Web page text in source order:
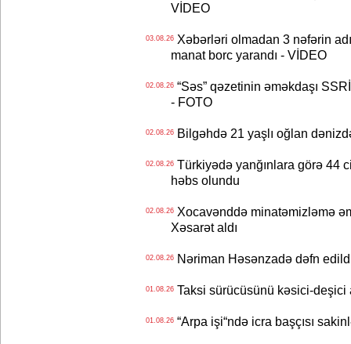
VİDEO
03.08.26Xəbərləri olmadan 3 nəfərin
manat borc yarandı - VİDEO
02.08.26“Səs” qəzetinin əməkdaşı
- FOTO
02.08.26Bilgəhdə 21 yaşlı oğlan
02.08.26Türkiyədə yanğınlara görə 44
həbs olundu
02.08.26Xocavənddə minatəmizləmə
Xəsarət aldı
02.08.26Nəriman Həsənzadə dəfn
01.08.26Taksi sürücüsünü kəsici-deşici
01.08.26“Arpa işi“ndə icra başçısı